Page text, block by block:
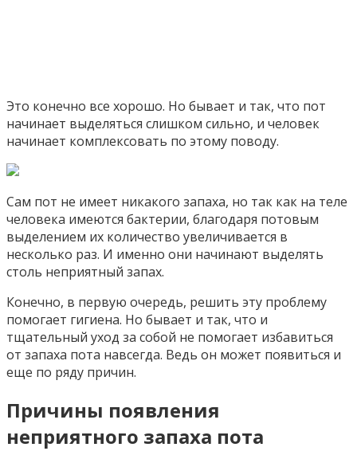
Это конечно все хорошо. Но бывает и так, что пот
начинает выделяться слишком сильно, и человек
начинает комплексовать по этому поводу.
Сам пот не имеет никакого запаха, но так как на теле
человека имеются бактерии, благодаря потовым
выделением их количество увеличивается в
несколько раз. И именно они начинают выделять
столь неприятный запах.
Конечно, в первую очередь, решить эту проблему
помогает гигиена. Но бывает и так, что и
тщательный уход за собой не помогает избавиться
от запаха пота навсегда. Ведь он может появиться и
еще по ряду причин.
Причины появления
неприятного запаха пота